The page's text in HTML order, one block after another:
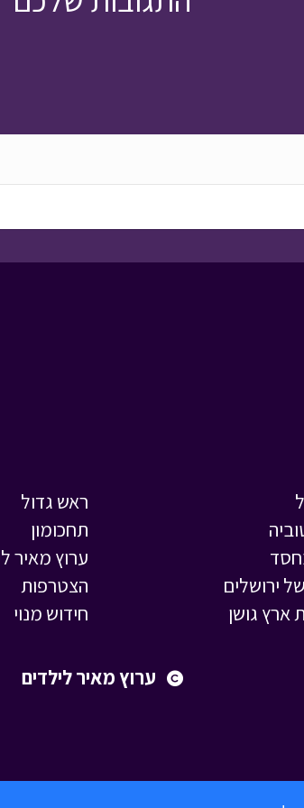
ירושלים
ארץ גושן
ראש גדול
תחכומון
ערוץ מאיר
הצטרפות
חידוש מנוי